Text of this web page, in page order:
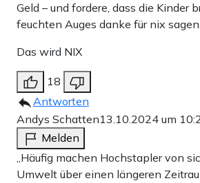
Geld – und fordere, dass die Kinder
feuchten Auges danke für nix sagen.
Das wird NIX
18
Antworten
Andys Schatten13.10.2024 um
Melden
„Häufig machen Hochstapler von
Umwelt über einen längeren